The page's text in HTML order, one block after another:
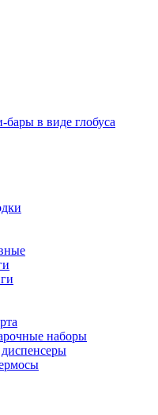
в виде глобуса
наборы